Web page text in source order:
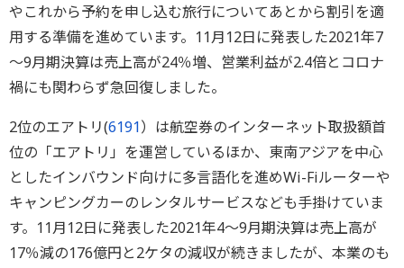
やこれから予約を申し込む旅行についてあとから割引を適
用する準備を進めています。11月12日に発表した2021年7
～9月期決算は売上高が24％増、営業利益が2.4倍とコロナ
禍にも関わらず急回復しました。
2位のエアトリ(6191）は航空券のインターネット取扱額首
位の「エアトリ」を運営しているほか、東南アジアを中心
としたインバウンド向けに多言語化を進めWi-Fiルーターや
キャンピングカーのレンタルサービスなども手掛けていま
す。11月12日に発表した2021年4～9月期決算は売上高が
17％減の176億円と2ケタの減収が続きましたが、本業のも